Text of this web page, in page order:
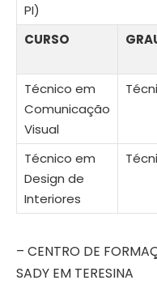
PI)
CURSO
Técnico em
Comunicação
Visual
Técnico em
Design de
Interiores
– CENTRO DE
SADY EM TERESINA